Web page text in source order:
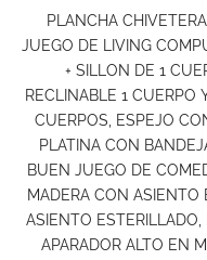
PLANCHA
JUEGO DE LIVING
+ SILLON DE 1
RECLINABLE 1 CUERPO
CUERPOS, ESPEJO
PLATINA CON
BUEN JUEGO DE
MADERA CON ASIENTO
ASIENTO
APARADOR ALTO EN